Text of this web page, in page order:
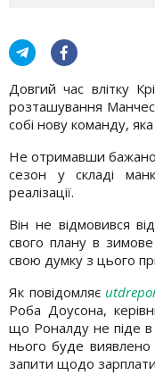
Довгий час влітку
розташування
собі нову команду, яка
Не отримавши
сезон у складі
реалізації.
Він не відмовився
свого плану в
свою думку з цього
Як повідомляє
Роба Доусона,
що Роналду не піде в
нього буде виявлено
запити щодо